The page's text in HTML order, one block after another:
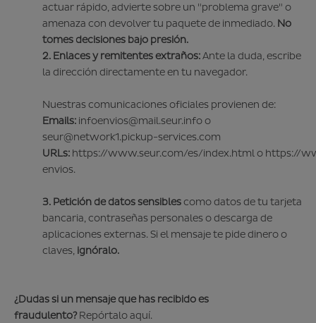
actuar rápido, advierte sobre un "problema grave" o
amenaza con devolver tu paquete de inmediado. No
tomes decisiones bajo presión.
2. Enlaces y remitentes extraños:Ante la duda, escribe
la dirección directamente en tu navegador.
Nuestras comunicaciones oficiales provienen de:
Emails: infoenvios@mail.seur.info o
seur@network1.pickup-services.com
URLs: https://www.seur.com/es/index.htmlo https://
envios.
3. Petición de datos sensiblescomo datos de tu tarjeta
bancaria, contraseñas personales o descarga de
aplicaciones externas. Si el mensaje te pide dinero o
claves, ignóralo.
¿Dudas si un mensaje que has recibido es
fraudulento?Repórtaloaquí.